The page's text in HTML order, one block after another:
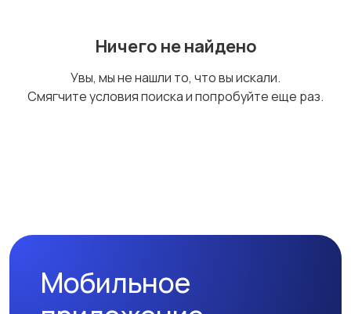
недвижимость
Ничего не найдено
Увы, мы не нашли то, что вы искали.
Смягчите условия поиска и попробуйте еще раз.
Мобильное